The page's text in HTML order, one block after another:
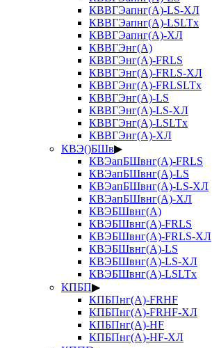
КВВГЭапнг(А)-LS-ХЛ
КВВГЭапнг(А)-LSLTx
КВВГЭапнг(А)-ХЛ
КВВГЭнг(А)
КВВГЭнг(А)-FRLS
КВВГЭнг(А)-FRLS-ХЛ
КВВГЭнг(А)-FRLSLTx
КВВГЭнг(А)-LS
КВВГЭнг(А)-LS-ХЛ
КВВГЭнг(А)-LSLTx
КВВГЭнг(А)-ХЛ
КВЭ()БШв▶
КВЭапБШвнг(А)-FRLS
КВЭапБШвнг(А)-LS
КВЭапБШвнг(А)-LS-ХЛ
КВЭапБШвнг(А)-ХЛ
КВЭБШвнг(А)
КВЭБШвнг(А)-FRLS
КВЭБШвнг(А)-FRLS-ХЛ
КВЭБШвнг(А)-LS
КВЭБШвнг(А)-LS-ХЛ
КВЭБШвнг(А)-LSLTx
КПБП▶
КПБПнг(А)-FRHF
КПБПнг(А)-FRHF-ХЛ
КПБПнг(А)-HF
КПБПнг(А)-HF-ХЛ